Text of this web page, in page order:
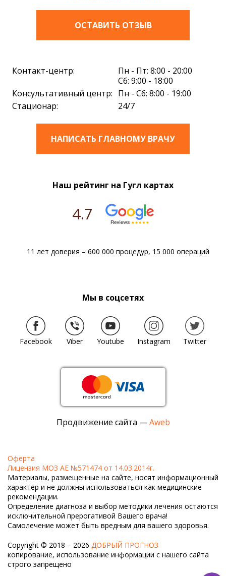
ОСТАВИТЬ ОТЗЫВ
Контакт-центр:
Пн - Пт: 8:00 - 20:00
Сб: 9:00 - 18:00
Консультативный центр: Пн - Сб: 8:00 - 19:00
Стационар:
24/7
НАПИСАТЬ ГЛАВНОМУ ВРАЧУ
Оферта
Лицензия МОЗ АЕ №571474 от 14.03.2014г.
Материалы, размещенные на сайте, носят информационный
характер и не должны использоваться как медицинские
рекомендации.
Определение диагноза и выбор методики лечения остаются
исключительной прерогативой Вашего врача!
Самолечение может быть вредным для вашего здоровья.
Copyright © 2018 – 2026 ДОБРЫЙ ПРОГНОЗ
копирование, использование информации с нашего сайта
строго запрещено
Наш рейтинг на Гугл картах
4.7
11 лет доверия – 600 000 процедур, 15 000 операций
Мы в соцсетях
Facebook Viber Youtube Instagram Twitter
Продвижение сайта —Aweb